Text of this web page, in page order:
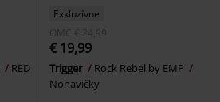
RED
Exkluzívne
OMC € 24,99
€ 19,99
Trigger
Rock Rebel by EMP
Nohavičky